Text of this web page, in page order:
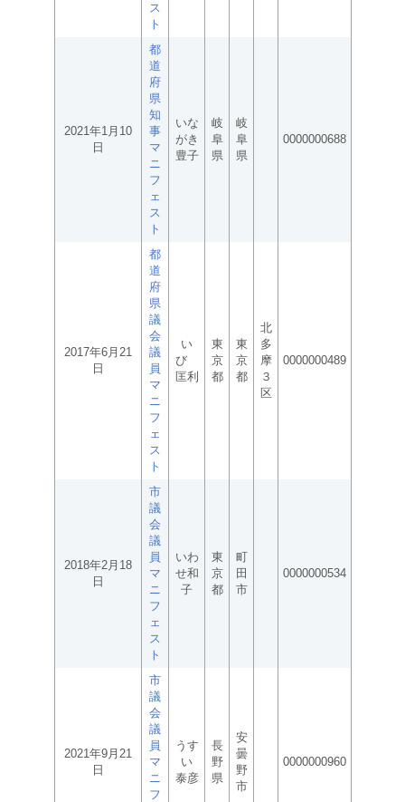
ス
ト
2021年1月10
日
都
道
府
県
知
事
マ
ニ
フ
ェ
ス
ト
いな
がき
豊子
岐
阜
県
岐
阜
県
0000000688
2017年6月21
日
都
道
府
県
議
会
議
員
マ
ニ
フ
ェ
ス
ト
い
び
匡利
東
京
都
東
京
都
北
多
摩
３
区
0000000489
2018年2月18
日
市
議
会
議
員
マ
ニ
フ
ェ
ス
ト
いわ
せ和
子
東
京
都
町
田
市
0000000534
2021年9月21
日
市
議
会
議
員
マ
ニ
フ
うす
い
泰彦
長
野
県
安
曇
野
市
0000000960